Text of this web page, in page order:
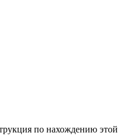
по нахождению этой